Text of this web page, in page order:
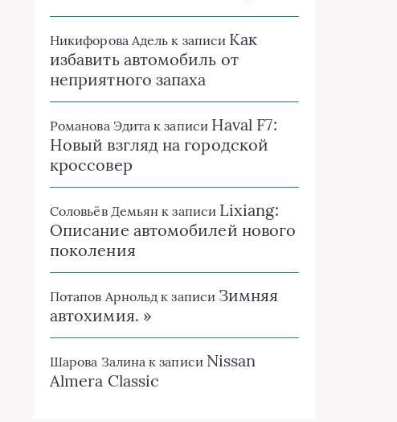
Никифорова Адель к записи Как
избавить автомобиль от
неприятного запаха
Романова Эдита к записи Haval F7:
Новый взгляд на городской
кроссовер
Соловьёв Демьян к записи Lixiang:
Описание автомобилей нового
поколения
Потапов Арнольд к записи Зимняя
автохимия. »
Шарова Залина к записи Nissan
Almera Classic